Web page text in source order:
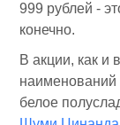
999 рублей -
конечно.
В акции, как и
наименований
белое